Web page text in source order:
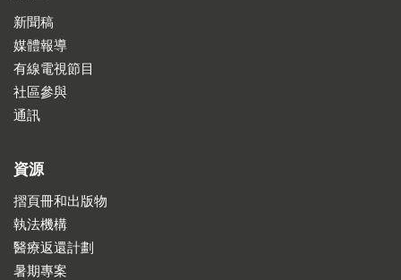
新聞稿
媒體報導
有線電視節目
社區參與
通訊
資源
摺頁冊和出版物
執法機構
醫療返還計劃
暑期專案